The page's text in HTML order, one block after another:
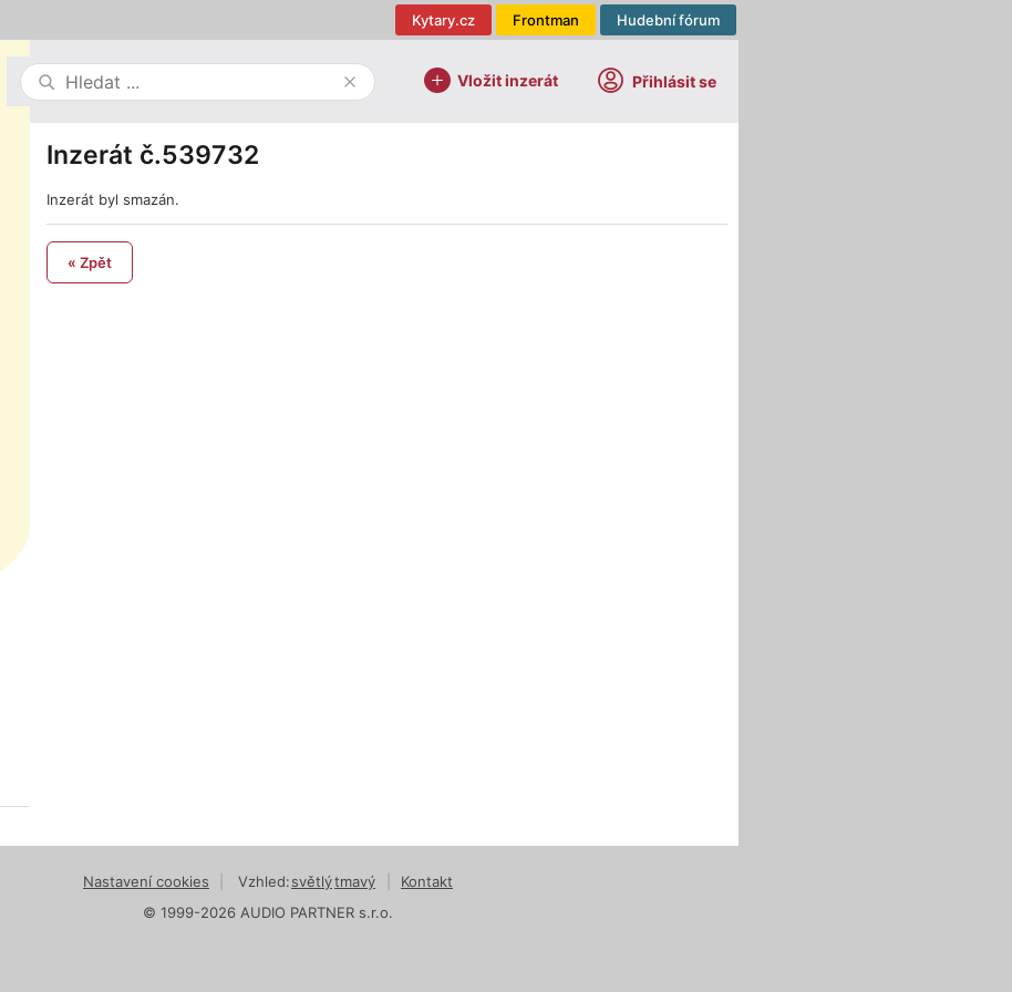
Hudební fórum
Frontman
Kytary.cz
Vložit inzerát Přihlásit se
Inzerát č.539732
Inzerát byl smazán.
« Zpět
Nastavení cookies Vzhled:světlýtmavý
Kontakt
© 1999-2026 AUDIO PARTNER s.r.o.